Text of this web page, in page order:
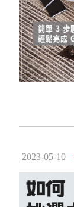
2023-05-10